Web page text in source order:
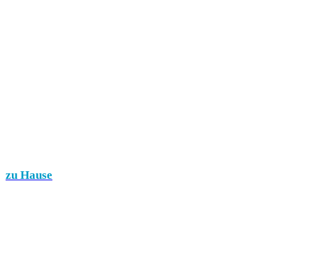
zu Hause